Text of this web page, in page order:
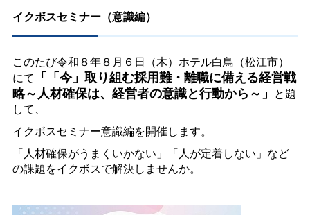
イクボスセミナー（意識編）
このたび令和８年８月６日（木）ホテル白鳥（松江市）
にて 「「今」取り組む採用難・離職に備える経営戦
略～人材確保は、経営者の意識と行動から～」 と題
して、
イクボスセミナー意識編を開催します。
「人材確保がうまくいかない」「人が定着しない」など
の課題をイクボスで解決しませんか。